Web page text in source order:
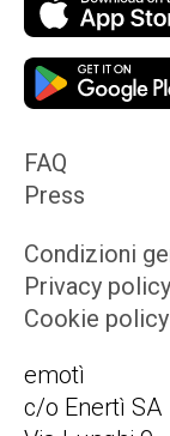
FAQ
Press
Condizioni
Privacy policy
Cookie policy
emotì
c/o Enertì SA